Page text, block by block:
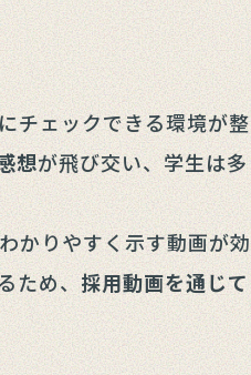
チェックできる環境が整
想が飛び交い、学生は多
かりやすく示す動画が効
ため、採用動画を通じて